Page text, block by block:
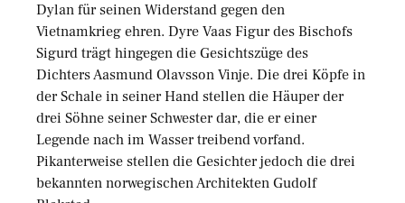
Dylan für seinen Widerstand gegen den
Vietnamkrieg ehren. Dyre Vaas Figur des Bischofs
Sigurd trägt hingegen die Gesichtszüge des
Dichters Aasmund Olavsson Vinje. Die drei Köpfe in
der Schale in seiner Hand stellen die Häuper der
drei Söhne seiner Schwester dar, die er einer
Legende nach im Wasser treibend vorfand.
Pikanterweise stellen die Gesichter jedoch die drei
bekannten norwegischen Architekten Gudolf